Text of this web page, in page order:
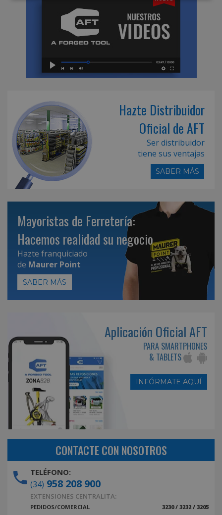
Hazte Distribuidor
Oficial de AFT
Ser distribuidor
tiene sus ventajas
SABER MÁS
Mayoristas de Ferretería:
Hacemos realidad su negocio
Hazte franquiciado
de Maurer Point
SABER MÁS
Aplicación Oficial AFT
PARA SMARTPHONES
& TABLETS
INFÓRMATE AQUÍ
CONTACTE CON NOSOTROS
TELÉFONO:
(34) 958 208 900
EXTENSIONES CENTRALITA:
PEDIDOS/COMERCIAL
3230 / 3232 / 3205